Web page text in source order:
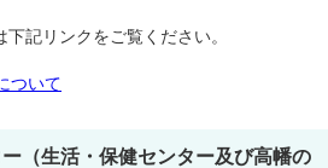
記リンクをご覧ください。
ついて
（生活・保健センター及び高幡の